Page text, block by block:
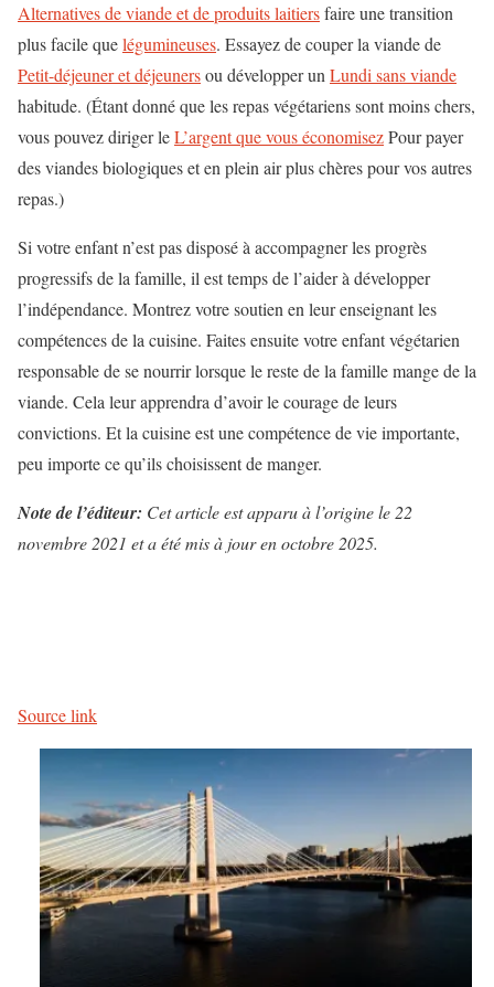
Alternatives de viande et de produits laitiersfaire une transition
plus facile quelégumineuses. Essayez de couper la viande de
Petit-déjeuner et déjeunersou développer un Lundi sans viande
habitude. (Étant donné que les repas végétariens sont moins chers,
vous pouvez diriger leL’argent que vous économisezPour payer
des viandes biologiques et en plein air plus chères pour vos autres
repas.)
Si votre enfant n’est pas disposé à accompagner les progrès
progressifs de la famille, il est temps de l’aider à développer
l’indépendance. Montrez votre soutien en leur enseignant les
compétences de la cuisine. Faites ensuite votre enfant végétarien
responsable de se nourrir lorsque le reste de la famille mange de la
viande. Cela leur apprendra d’avoir le courage de leurs
convictions. Et la cuisine est une compétence de vie importante,
peu importe ce qu’ils choisissent de manger.
Note de l’éditeur: Cet article est apparu à l’origine le 22
novembre 2021 et a été mis à jour en octobre 2025.
t
Source link